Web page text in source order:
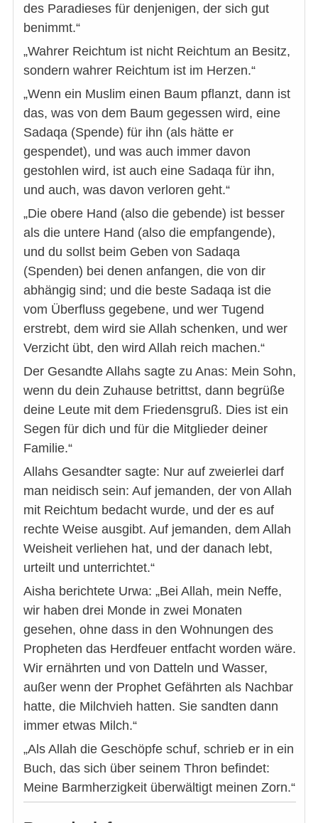
des Paradieses für denjenigen, der sich gut
benimmt.“
„Wahrer Reichtum ist nicht Reichtum an Besitz,
sondern wahrer Reichtum ist im Herzen.“
„Wenn ein Muslim einen Baum pflanzt, dann ist
das, was von dem Baum gegessen wird, eine
Sadaqa (Spende) für ihn (als hätte er
gespendet), und was auch immer davon
gestohlen wird, ist auch eine Sadaqa für ihn,
und auch, was davon verloren geht.“
„Die obere Hand (also die gebende) ist besser
als die untere Hand (also die empfangende),
und du sollst beim Geben von Sadaqa
(Spenden) bei denen anfangen, die von dir
abhängig sind; und die beste Sadaqa ist die
vom Überfluss gegebene, und wer Tugend
erstrebt, dem wird sie Allah schenken, und wer
Verzicht übt, den wird Allah reich machen.“
Der Gesandte Allahs sagte zu Anas: Mein Sohn,
wenn du dein Zuhause betrittst, dann begrüße
deine Leute mit dem Friedensgruß. Dies ist ein
Segen für dich und für die Mitglieder deiner
Familie.“
Allahs Gesandter sagte: Nur auf zweierlei darf
man neidisch sein: Auf jemanden, der von Allah
mit Reichtum bedacht wurde, und der es auf
rechte Weise ausgibt. Auf jemanden, dem Allah
Weisheit verliehen hat, und der danach lebt,
urteilt und unterrichtet.“
Aisha berichtete Urwa: „Bei Allah, mein Neffe,
wir haben drei Monde in zwei Monaten
gesehen, ohne dass in den Wohnungen des
Propheten das Herdfeuer entfacht worden wäre.
Wir ernährten und von Datteln und Wasser,
außer wenn der Prophet Gefährten als Nachbar
hatte, die Milchvieh hatten. Sie sandten dann
immer etwas Milch.“
„Als Allah die Geschöpfe schuf, schrieb er in ein
Buch, das sich über seinem Thron befindet:
Meine Barmherzigkeit überwältigt meinen Zorn.“